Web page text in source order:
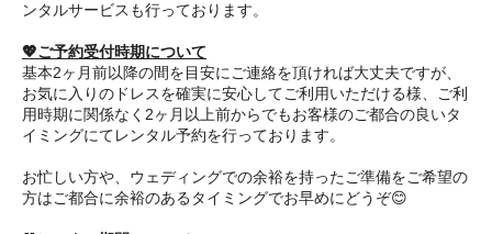
ンタルサービスも行っております。
💖ご予約受付時期について
基本2ヶ月前以降の間を目安にご連絡を頂ければ大丈夫ですが、
お気に入りのドレスを確実に安心してご利用いただける様、ご利
用時期に関係なく2ヶ月以上前からでもお客様のご都合の良いタ
イミングにてレンタル予約を行っております。
お忙しい方や、ウェディングでの余裕を持ったご準備をご希望の
方はご都合に余裕のあるタイミングでお早めにどうぞ😊